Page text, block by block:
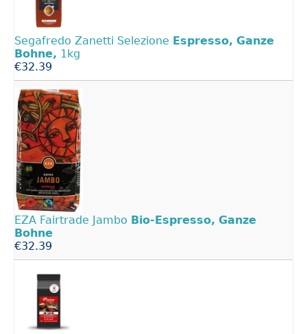
Segafredo Zanetti Selezione Espresso, Ganze
Bohne, 1kg
€32.39
EZA Fairtrade Jambo Bio-Espresso, Ganze
Bohne
€32.39